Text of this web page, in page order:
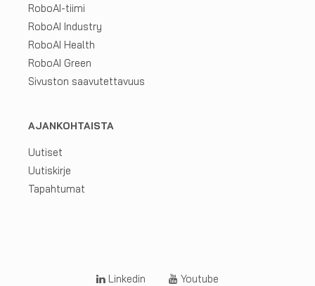
RoboAI-tiimi
RoboAI Industry
RoboAI Health
RoboAI Green
Sivuston saavutettavuus
AJANKOHTAISTA
Uutiset
Uutiskirje
Tapahtumat
Linkedin Youtube